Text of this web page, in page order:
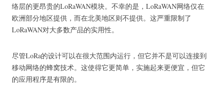
络层的更昂贵的LoRaWAN模块。 不幸的是，LoRaWAN网络仅在
欧洲部分地区提供，而在北美地区则不提供。 这严重限制了
LoRaWAN对大多数产品的实用性。
尽管LoRa的设计可以在很大范围内运行，但它并不是可以连接到
移动网络的蜂窝技术。 这使得它更简单，实施起来更便宜，但它
的应用程序是有限的。